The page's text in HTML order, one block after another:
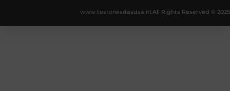
All Rights Reserved © 2025
www.testonesdasdsa.nl.